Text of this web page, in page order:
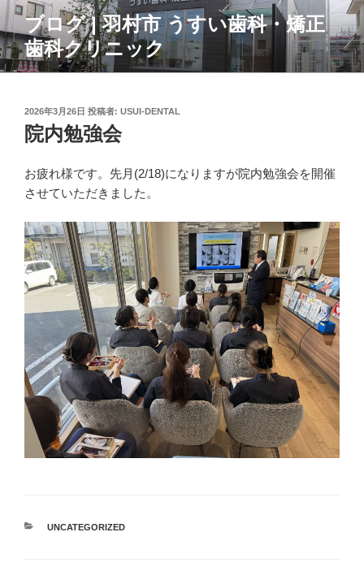
コ
ン
テ
ン
ブログ | 羽村市 うすい歯科・矯正
歯科クリニック
投
稿
日:
2026年3月26日 投稿者: USUI-DENTAL
院内勉強会
お疲れ様です。先月(2/18)になりますが院内勉強会を開催
させていただきました。
カ
UNCATEGORIZED